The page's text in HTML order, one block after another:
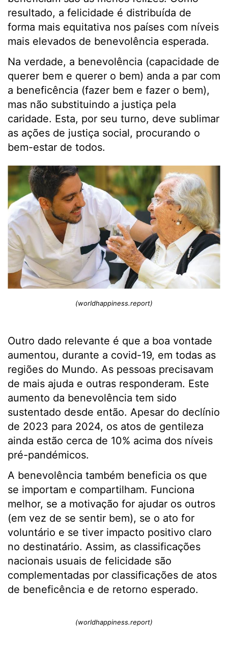
resultado, a felicidade é distribuída de
forma mais equitativa nos países com níveis
mais elevados de benevolência esperada.
Na verdade, a benevolência (capacidade de
querer bem e querer o bem) anda a par com
a beneficência (fazer bem e fazer o bem),
mas não substituindo a justiça pela
caridade. Esta, por seu turno, deve sublimar
as ações de justiça social, procurando o
bem-estar de todos.
(worldhappiness.report)
Outro dado relevante é que a boa vontade
aumentou, durante a covid-19, em todas as
regiões do Mundo. As pessoas precisavam
de mais ajuda e outras responderam. Este
aumento da benevolência tem sido
sustentado desde então. Apesar do declínio
de 2023 para 2024, os atos de gentileza
ainda estão cerca de 10% acima dos níveis
pré-pandémicos.
A benevolência também beneficia os que
se importam e compartilham. Funciona
melhor, se a motivação for ajudar os outros
(em vez de se sentir bem), se o ato for
voluntário e se tiver impacto positivo claro
no destinatário. Assim, as classificações
nacionais usuais de felicidade são
complementadas por classificações de atos
de beneficência e de retorno esperado.
(worldhappiness.report)